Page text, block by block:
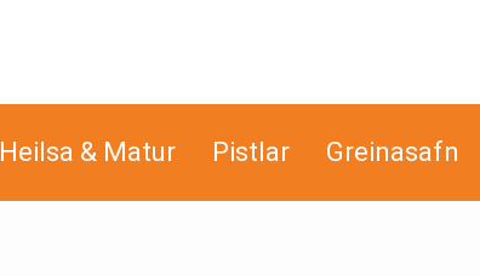
Heilsa & Matur Pistlar Greinasafn